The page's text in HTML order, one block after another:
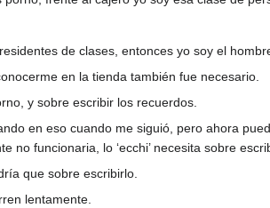
de clases, entonces yo soy el
en la tienda también fue necesario.
y sobre escribir los recuerdos.
en eso cuando me siguió, pero ahora
funcionaria, lo ‘ecchi’ necesita sobre
que sobre escribirlo.
lentamente.